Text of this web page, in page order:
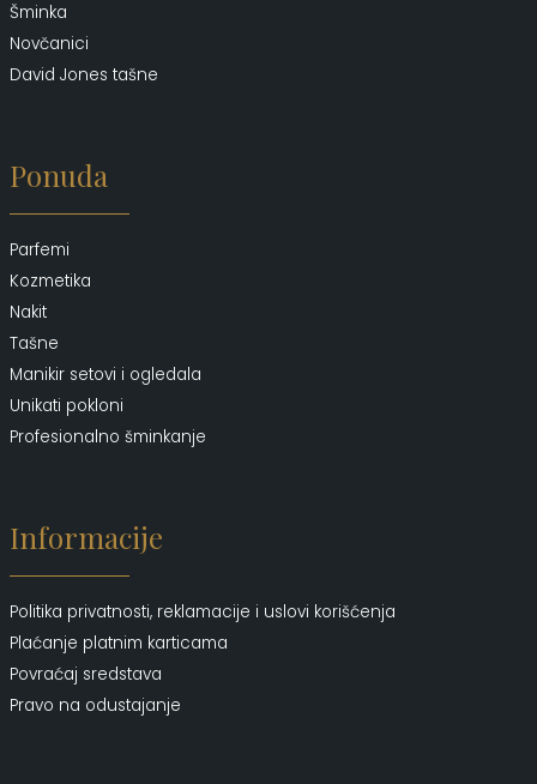
Šminka
Novčanici
David Jones tašne
Ponuda
Parfemi
Kozmetika
Nakit
Tašne
Manikir setovi i ogledala
Unikati pokloni
Profesionalno šminkanje
Informacije
Politika privatnosti, reklamacije i uslovi korišćenja
Plaćanje platnim karticama
Povraćaj sredstava
Pravo na odustajanje